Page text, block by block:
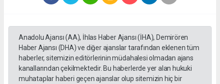
Anadolu Ajansı (AA), İhlas Haber Ajansı (İHA), Demirören
Haber Ajansı (DHA) ve diğer ajanslar tarafından eklenen tüm
haberler, sitemizin editörlerinin müdahalesi olmadan ajans
kanallarından çekilmektedir. Bu haberlerde yer alan hukuki
muhataplar haberi geçen ajanslar olup sitemizin hiç bir